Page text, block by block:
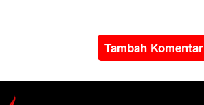
Tambah Komentar